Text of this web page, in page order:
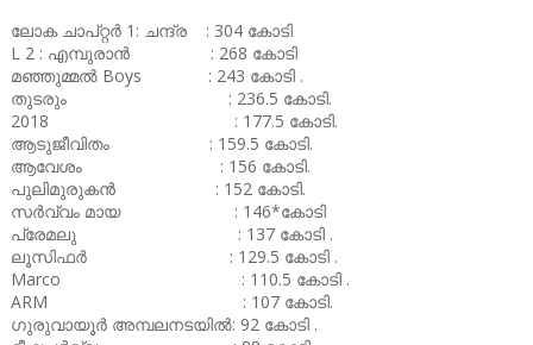
ലോക ചാപ്റ്റർ 1: ചന്ദ്ര : 304 കോടി
L 2 : എമ്പുരാൻ : 268 കോടി
മഞ്ഞുമ്മൽ Boys : 243 കോടി .
തുടരും : 236.5 കോടി.
2018 : 177.5 കോടി.
ആടുജീവിതം : 159.5 കോടി.
ആവേശം : 156 കോടി.
പുലിമുരുകൻ : 152 കോടി.
സർവ്വം മായ : 146*കോടി
പ്രേമലു : 137 കോടി .
ലൂസിഫർ : 129.5 കോടി .
Marco : 110.5 കോടി .
ARM : 107 കോടി.
ഗുരുവായൂർ അമ്പലനടയിൽ: 92 കോടി .